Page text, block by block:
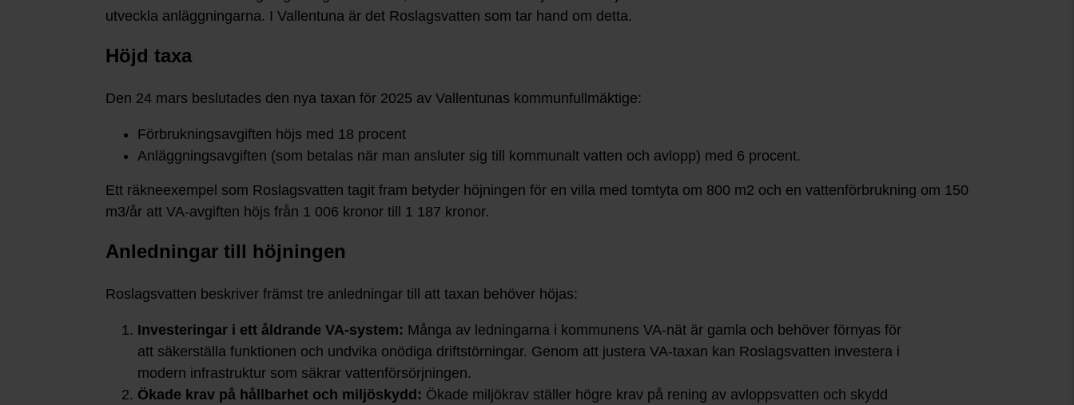
utveckla anläggningarna. I Vallentuna är det Roslagsvatten som tar hand om detta.
Höjd taxa
Den 24 mars beslutades den nya taxan för 2025 av Vallentunas kommunfullmäktige:
Förbrukningsavgiften höjs med 18 procent
Anläggningsavgiften (som betalas när man ansluter sig till kommunalt vatten och avlopp) med 6 procent.
Ett räkneexempel som Roslagsvatten tagit fram betyder höjningen för en villa med tomtyta om 800 m2 och en vattenförbrukning om 150
m3/år att VA-avgiften höjs från 1 006 kronor till 1 187 kronor.
Anledningar till höjningen
Roslagsvatten beskriver främst tre anledningar till att taxan behöver höjas:
Investeringar i ett åldrande VA-system: Många av ledningarna i kommunens VA-nät är gamla och behöver förnyas för
att säkerställa funktionen och undvika onödiga driftstörningar. Genom att justera VA-taxan kan Roslagsvatten investera i
modern infrastruktur som säkrar vattenförsörjningen.
Ökade krav på hållbarhet och miljöskydd: Ökade miljökrav ställer högre krav på rening av avloppsvatten och skydd